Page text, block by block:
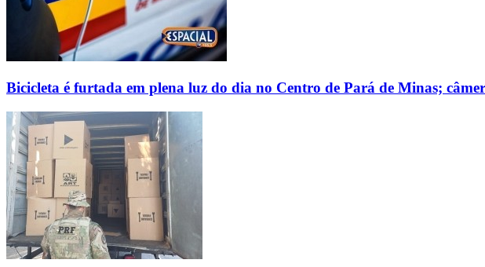
Bicicleta é furtada em plena luz do dia no Centro de Pará de Minas;